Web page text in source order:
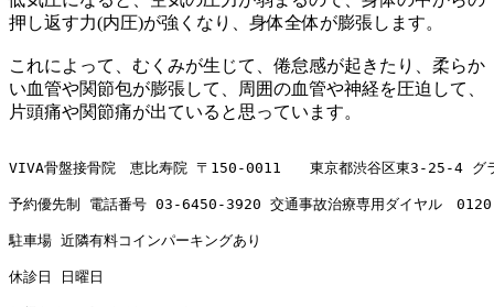
押し返す力(内圧)が強くなり、身体全体が膨張します。
これによって、むくみが生じて、倦怠感が起きたり、柔らか
い血管や関節包が膨張して、周囲の血管や神経を圧迫して、
片頭痛や関節痛が出ていると思っています。
VIVA骨盤接骨院　恵比寿院 〒150-0011　　東京都渋谷区東3-25-4 グ
予約優先制 電話番号 03-6450-3920 交通事故治療専用ダイヤル
駐車場 近隣有料コインパーキングあり
休診日 日曜日